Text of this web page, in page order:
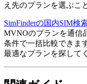
え先のプランを選ぶこ
SimFinderの国内SIM検
MVNOのプランを通信
条件で一括比較できま
最適なプランを探して